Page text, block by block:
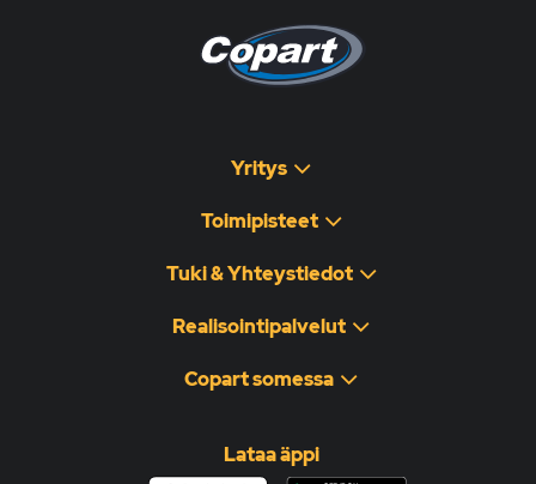
Yritys
Toimipisteet
Tuki & Yhteystiedot
Realisointipalvelut
Copart somessa
Lataa äppi